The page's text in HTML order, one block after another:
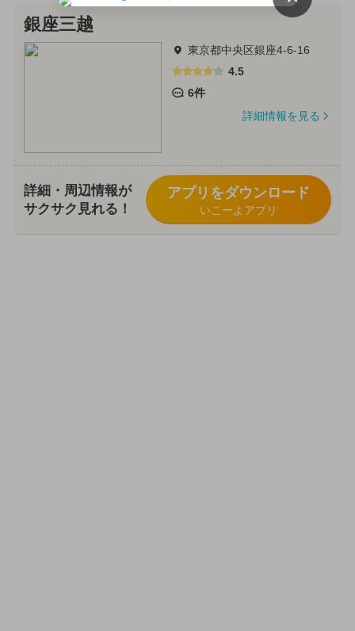
銀座三越
東京都中央区銀座4-6-16
4.5
6件
詳細情報を見る
詳細・周辺情報が
サクサク見れる！
アプリをダウンロード
いこーよアプリ